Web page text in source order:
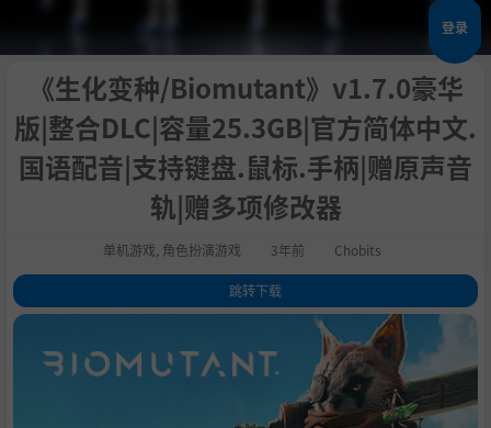
登录
《生化变种/Biomutant》v1.7.0豪华
版|整合DLC|容量25.3GB|官方简体中文.
国语配音|支持键盘.鼠标.手柄|赠原声音
轨|赠多项修改器
单机游戏 角色扮演游戏 3年前 Chobits
跳转下载
1.关于这款游戏
系统需求
支持作者